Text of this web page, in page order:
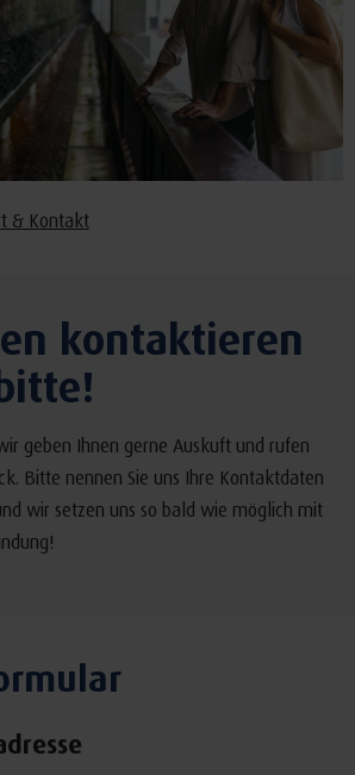
& Kontakt
kontaktieren
geben Ihnen gerne Auskuft und rufen
Bitte nennen Sie uns Ihre Kontaktdaten
wir setzen uns so bald wie möglich mit